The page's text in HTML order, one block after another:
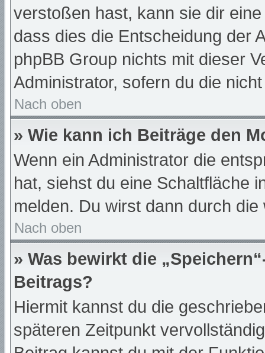
verstoßen hast, kann sie dir
dass dies die Entscheidung der
phpBB Group nichts mit dieser
Administrator, sofern du die
Nach oben
» Wie kann ich Beiträge den
Wenn ein Administrator die
hat, siehst du eine Schaltfläche
melden. Du wirst dann durch
Nach oben
» Was bewirkt die
Beitrags?
Hiermit kannst du die
späteren Zeitpunkt